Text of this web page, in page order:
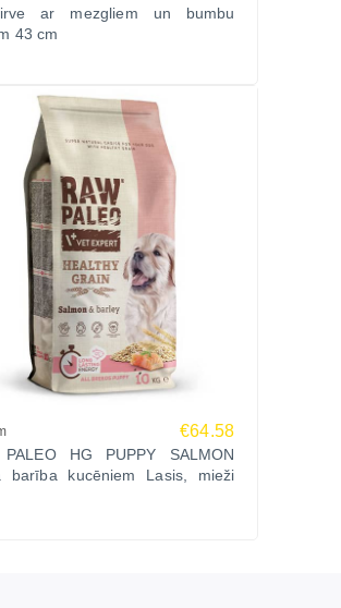
ar mezgliem un bumbu
43 cm
€64.58
PALEO HG PUPPY SALMON
barība kucēniem Lasis, mieži